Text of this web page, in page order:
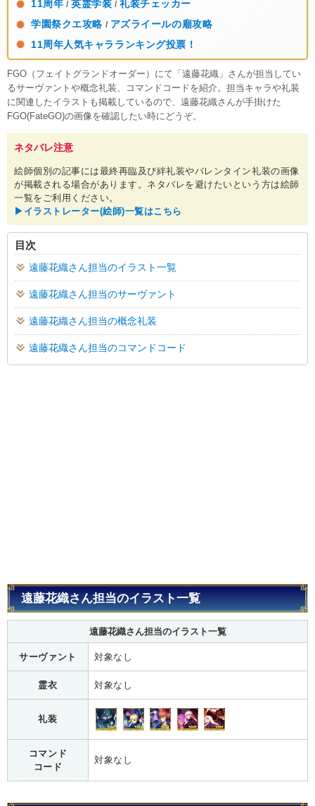
11周年 / 英霊学装 / 礼装チェッカー
学園祭クエ攻略 / アズライールの廟攻略
11周年人気キャラランキング投票！
FGO（フェイトグランドオーダー）にて「遠藤花織」さんが担当してい
るサーヴァントや概念礼装、コマンドコードを紹介。担当キャラや礼装
に関連したイラストも掲載しているので、遠藤花織さんが手掛けた
FGO(FateGO)の画像を確認したい時にどうぞ。
ネタバレ注意
絵師個別の記事には最終再臨及び絆礼装やバレンタイン礼装の画像
が掲載される場合があります。ネタバレを避けたいという方は絵師
一覧をご利用ください。
▶︎イラストレーター(絵師)一覧はこちら
目次
遠藤花織さん担当のイラスト一覧
遠藤花織さん担当のサーヴァント
遠藤花織さん担当の概念礼装
遠藤花織さん担当のコマンドコード
遠藤花織さん担当のイラスト一覧
遠藤花織さん担当のイラスト一覧
サーヴァント 対象なし
霊衣 対象なし
礼装
コマンド
コード
対象なし